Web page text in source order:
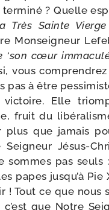
? Quelle
Très Sainte
Monseigneur
cœur
vous
pas à être
Elle
fruit du
plus que jamais
Jésus-​
sommes pas seuls
papes jusqu’à
! Tout ce que nous
c’est que Notre